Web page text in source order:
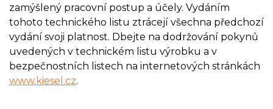
zamýšlený pracovní postup a účely. Vydáním
tohoto technického listu ztrácejí všechna předchozí
vydání svoji platnost. Dbejte na dodržování pokynů
uvedených v technickém listu výrobku a v
bezpečnostních listech na internetových stránkách
www.kiesel.cz.